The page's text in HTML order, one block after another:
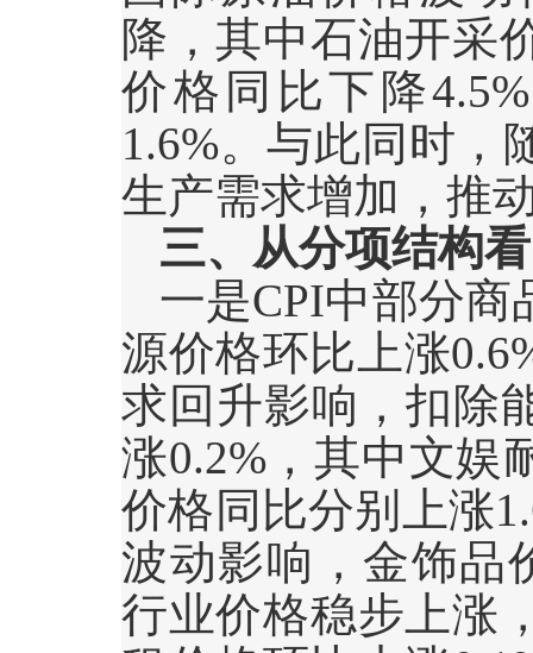
降，其中石油开采
价格同比下降4.5%
1.6%。与此同时，
生产需求增加，推
三、从分项结构
一是CPI中部分商
源价格环比上涨
求回升影响，扣除
涨0.2%，其中文娱
价格同比分别上涨
波动影响，金饰品
行业价格稳步上涨